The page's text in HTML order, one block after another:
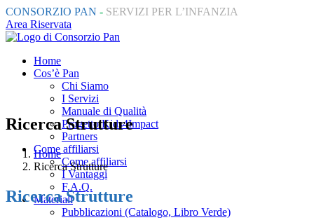
CONSORZIO PAN - SERVIZI PER L’INFANZIA
Area Riservata
Home
Cos’è Pan
Chi Siamo
I Servizi
Manuale di Qualità
Progetto Kids4Impact
Partners
Come affiliarsi
Come affiliarsi
I Vantaggi
F.A.Q.
Materiali
Pubblicazioni (Catalogo, Libro Verde)
Ricerca Strutture
Home
Ricerca Strutture
Ricerca Strutture